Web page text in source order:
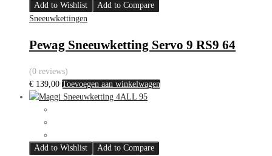
Add to Wishlist
Add to Compare
Sneeuwkettingen
Pewag Sneeuwketting Servo 9 RS9 64
(0 reviews)
€ 139,00 Toevoegen aan winkelwagen
Add to Wishlist
Add to Compare